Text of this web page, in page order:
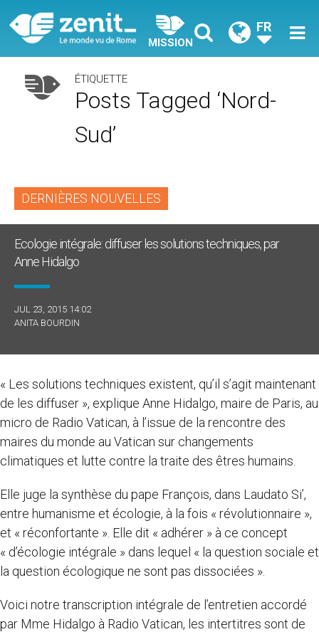
MISSION
FR
ÉTIQUETTE
Posts Tagged ‘nord-
Sud’
DERNIÈRES NOUVELLES
Ecologie intégrale: diffuser les solutions techniques, par
Anne Hidalgo
JUL 23, 2015 14:02
ANITA BOURDIN
« Les solutions techniques existent, qu’il s’agit maintenant
de les diffuser », explique Anne Hidalgo, maire de Paris, au
micro de Radio Vatican, à l’issue de la rencontre des
maires du monde au Vatican sur changements
climatiques et lutte contre la traite des êtres humains.
Elle juge la synthèse du pape François, dans Laudato Si’,
entre humanisme et écologie, à la fois « révolutionnaire »,
et « réconfortante ». Elle dit « adhérer » à ce concept
« d’écologie intégrale » dans lequel « la question sociale et
la question écologique ne sont pas dissociées ».
Voici notre transcription intégrale de l’entretien accordé
par Mme Hidalgo à Radio Vatican, les intertitres sont de